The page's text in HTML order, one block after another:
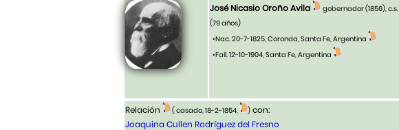
José Nicasio Oroño Avila
gobernador (1856), c.s.
(79 años)
•Nac. 20-7-1825, Coronda, Santa Fe, Argentina
•Fall. 12-10-1904, Santa Fe, Argentina
Relación ( casado, 18-2-1854, ) con:
Joaquina Cullen Rodríguez del Fresno